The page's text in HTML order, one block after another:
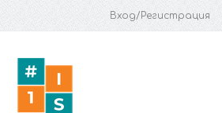
Вход/Регистрация